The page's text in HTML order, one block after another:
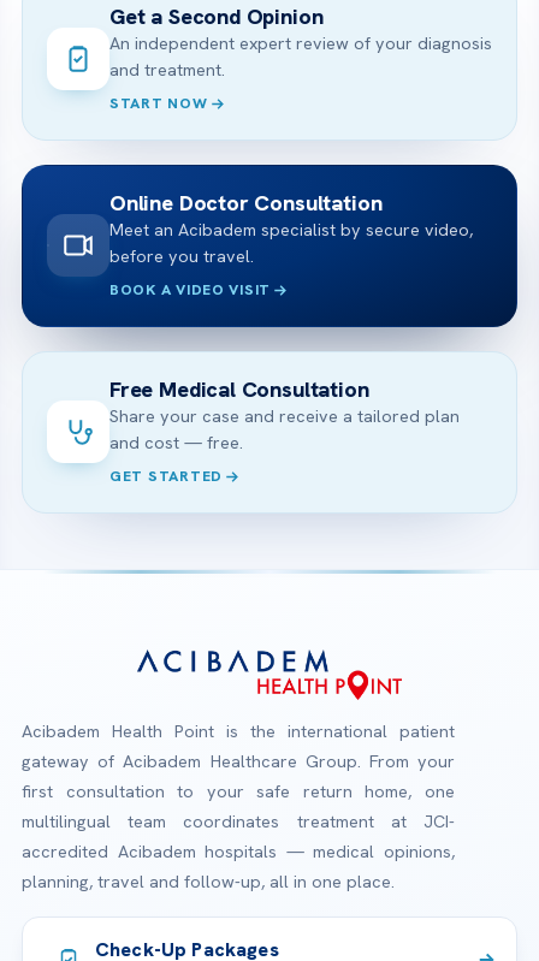
Get a Second Opinion
An independent expert review of your diagnosis
and treatment.
START NOW
Online Doctor Consultation
Meet an Acibadem specialist by secure video,
before you travel.
BOOK A VIDEO VISIT
Free Medical Consultation
Share your case and receive a tailored plan
and cost — free.
GET STARTED
Acibadem Health Point is the international patient
gateway of Acibadem Healthcare Group. From your
first consultation to your safe return home, one
multilingual team coordinates treatment at JCI-
accredited Acibadem hospitals — medical opinions,
planning, travel and follow-up, all in one place.
Check-Up Packages